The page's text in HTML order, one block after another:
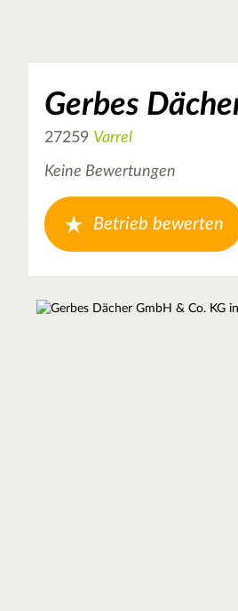
Gerbes
27259 Varrel
Keine Bewertungen
Betrieb bewerten